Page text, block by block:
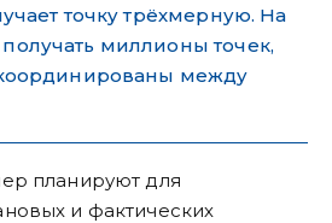
точку трёхмерную. На
миллионы точек,
между
планируют для
и фактических